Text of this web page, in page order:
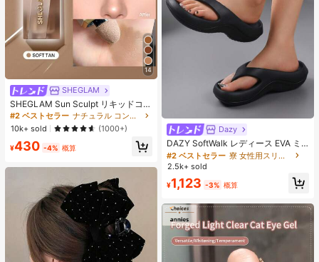
14
SHEGLAM
SHEGLAM Sun Sculpt リキッドコン
ター-Soft Tan ノーズシャドウ シェ
ーディング 女性と女の子のためのブ
ランドビューティーコスメメイクア
ップ
#2 ベストセラー
ナチュラル コントゥア＆ブロンザー
10k+ sold
(1000+)
¥430 -4% 概算
Dazy
DAZY SoftWalk レディース EVA ミ
ッドヒールプラットフォームビーチ
サンダル - 超軽量、通気性、快適、
滑り止め、柔らかいソール、ミニマ
ルデザイン、ビーチ、休暇、家庭で
の自由時間、デイリー着用に適し、
オールシーズン、スリップオン、無
地、プリントなし
#2 ベストセラー
売り切れ間近！
#2 ベストセラー
売り切れ間近！
#2 ベストセラー
売り切れ間近！
#2 ベストセラー
売り切れ間近！
2.5k+ sold
¥1,123 -3% 概算